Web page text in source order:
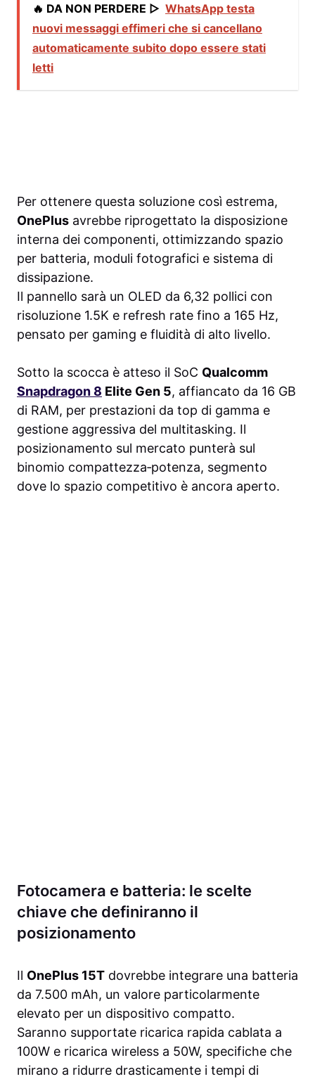
🔥 DA NON PERDERE ▷ WhatsApp testa
nuovi messaggi effimeri che si cancellano
automaticamente subito dopo essere stati
letti
Per ottenere questa soluzione così estrema,
OnePlus avrebbe riprogettato la disposizione
interna dei componenti, ottimizzando spazio
per batteria, moduli fotografici e sistema di
dissipazione.
Il pannello sarà un OLED da 6,32 pollici con
risoluzione 1.5K e refresh rate fino a 165 Hz,
pensato per gaming e fluidità di alto livello.
Sotto la scocca è atteso il SoC Qualcomm
Snapdragon 8 Elite Gen 5, affiancato da 16 GB
di RAM, per prestazioni da top di gamma e
gestione aggressiva del multitasking. Il
posizionamento sul mercato punterà sul
binomio compattezza‑potenza, segmento
dove lo spazio competitivo è ancora aperto.
Fotocamera e batteria: le scelte
chiave che definiranno il
posizionamento
Il OnePlus 15T dovrebbe integrare una batteria
da 7.500 mAh, un valore particolarmente
elevato per un dispositivo compatto.
Saranno supportate ricarica rapida cablata a
100W e ricarica wireless a 50W, specifiche che
mirano a ridurre drasticamente i tempi di